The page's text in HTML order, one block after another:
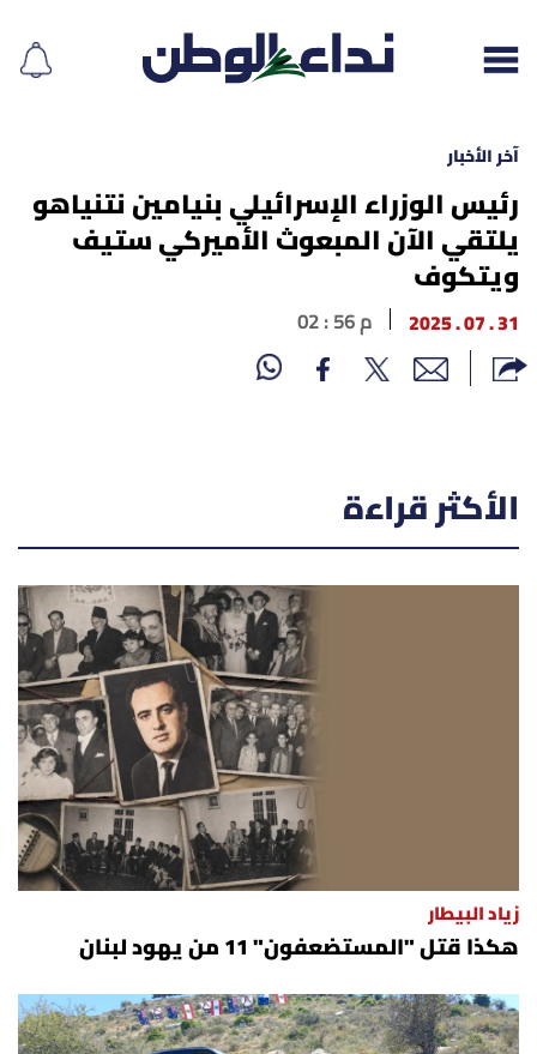
إقرأ الجريدة
لبنان
الغلاف
محليات
أسرار
تحت المجهر
آراء
اقتصاد
آخر الأخبار
رئيس الوزراء الإسرائيلي بنيامين نتنياهو
يلتقي الآن المبعوث الأميركي ستيف
ويتكوف
31 . 07 . 2025 02 : 56 م
الأكثر قراءة
زياد البيطار
هكذا قتل "المستضعفون" 11 من يهود لبنان